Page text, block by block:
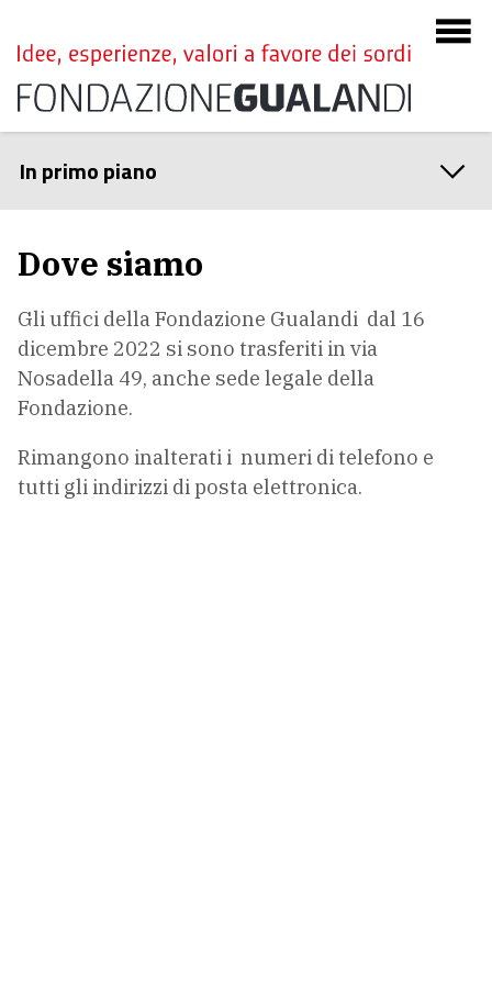
In primo piano
Dove siamo
Gli uffici della Fondazione Gualandi dal 16
dicembre 2022 si sono trasferiti in via
Nosadella 49, anche sede legale della
Fondazione.
Rimangono inalterati i numeri di telefono e
tutti gli indirizzi di posta elettronica.